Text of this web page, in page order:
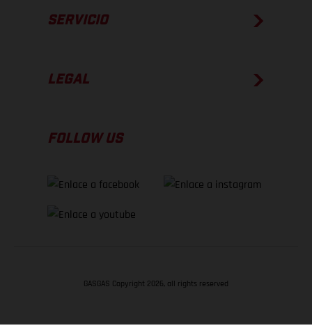
SERVICIO
LEGAL
FOLLOW US
GASGAS Copyright 2026, all rights reserved